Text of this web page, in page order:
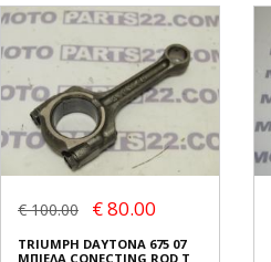
€ 100.00 € 80.00
TRIUMPH DAYTONA 675 07
ΜΠΙΕΛΑ CONECTING ROD T